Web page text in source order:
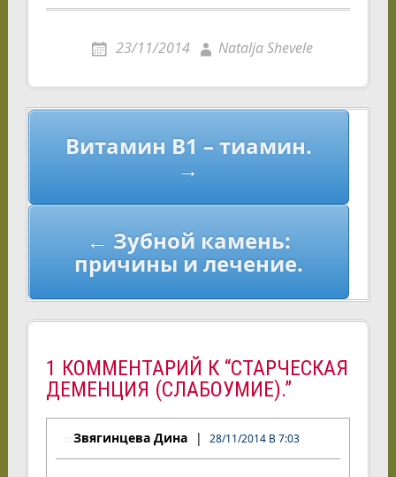
23/11/2014 Natalja Shevele
Навигация
Витамин B1 – тиамин.
→
← Зубной камень:
причины и лечение.
1 КОММЕНТАРИЙ К “СТАРЧЕСКАЯ
ДЕМЕНЦИЯ (СЛАБОУМИЕ).”
Звягинцева Дина 28/11/2014 В 7:03